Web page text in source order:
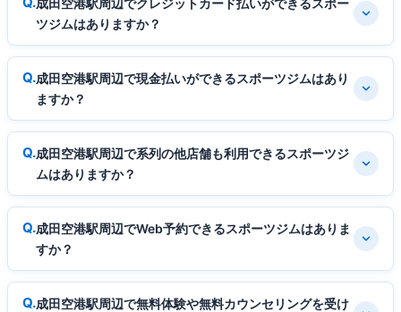
ツジムはありますか？
成田空港駅周辺で現金払いができるスポーツジムはあり
ますか？
成田空港駅周辺で系列の他店舗も利用できるスポーツジ
ムはありますか？
成田空港駅周辺でWeb予約できるスポーツジムはありま
すか？
成田空港駅周辺で無料体験や無料カウンセリングを受け